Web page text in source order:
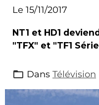
Le 15/11/2017
NT1 et HD1
"TFX" et "TF1
Dans Télévision